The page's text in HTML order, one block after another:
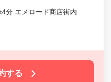
分 エメロード商店街内
する